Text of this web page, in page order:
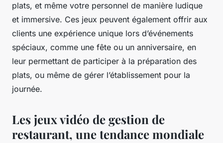
plats, et même votre personnel de manière ludique
et immersive. Ces jeux peuvent également offrir aux
clients une expérience unique lors d’événements
spéciaux, comme une fête ou un anniversaire, en
leur permettant de participer à la préparation des
plats, ou même de gérer l’établissement pour la
journée.
Les jeux vidéo de gestion de
restaurant, une tendance mondiale